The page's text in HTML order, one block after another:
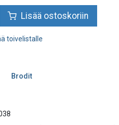
Lisää ostoskoriin
toivelistalle
Brodit